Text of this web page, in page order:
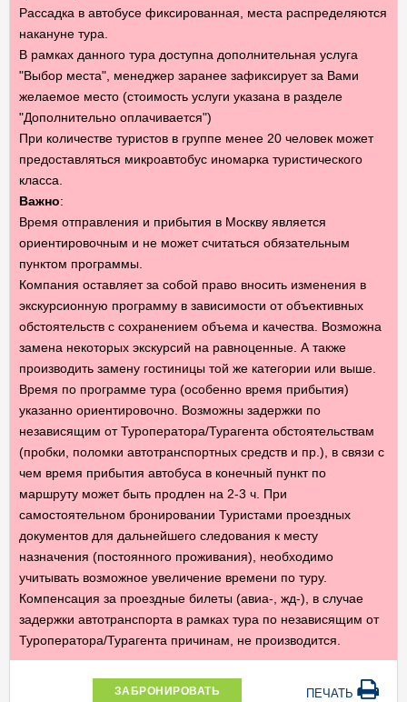
Рассадка в автобусе фиксированная, места распределяются
накануне тура.
В рамках данного тура доступна дополнительная услуга
"Выбор места", менеджер заранее зафиксирует за Вами
желаемое место (стоимость услуги указана в разделе
"Дополнительно оплачивается")
При количестве туристов в группе менее 20 человек может
предоставляться микроавтобус иномарка туристического
класса.
Важно:
Время отправления и прибытия в Москву является
ориентировочным и не может считаться обязательным
пунктом программы.
Компания оставляет за собой право вносить изменения в
экскурсионную программу в зависимости от объективных
обстоятельств с сохранением объема и качества. Возможна
замена некоторых экскурсий на равноценные. А также
производить замену гостиницы той же категории или выше.
Время по программе тура (особенно время прибытия)
указанно ориентировочно. Возможны задержки по
независящим от Туроператора/Турагента обстоятельствам
(пробки, поломки автотранспортных средств и пр.), в связи с
чем время прибытия автобуса в конечный пункт по
маршруту может быть продлен на 2-3 ч. При
самостоятельном бронировании Туристами проездных
документов для дальнейшего следования к месту
назначения (постоянного проживания), необходимо
учитывать возможное увеличение времени по туру.
Компенсация за проездные билеты (авиа-, жд-), в случае
задержки автотранспорта в рамках тура по независящим от
Туроператора/Турагента причинам, не производится.
ЗАБРОНИРОВАТЬ ПЕЧАТЬ